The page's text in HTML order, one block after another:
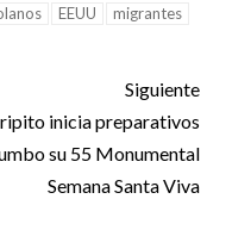
EEUU
migrantes
Siguiente
inicia preparativos
su 55 Monumental
Semana Santa Viva